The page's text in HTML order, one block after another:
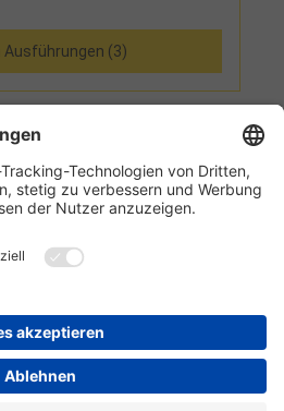
Tastfinger
Ausführungen (3)
3